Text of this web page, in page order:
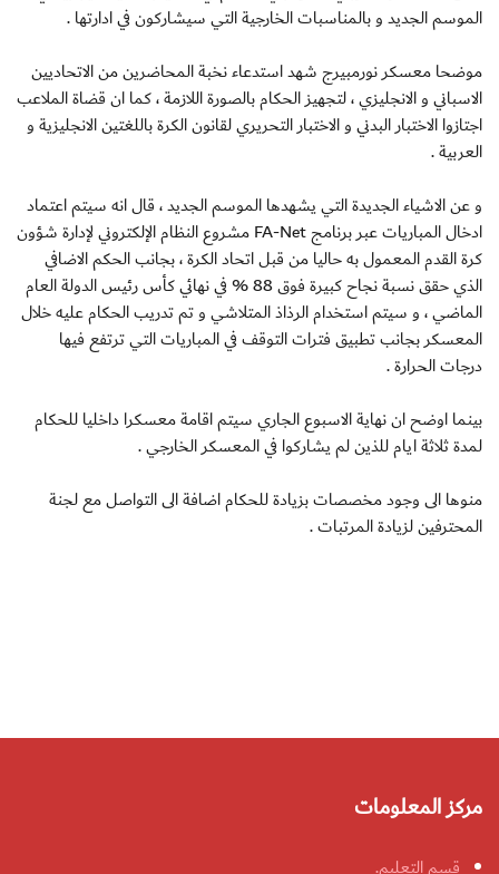
الموسم الجديد و بالمناسبات الخارجية التي سيشاركون في ادارتها .
موضحا معسكر نورمبيرج شهد استدعاء نخبة المحاضرين من الاتحاديين
الاسباني و الانجليزي ، لتجهيز الحكام بالصورة اللازمة ، كما ان قضاة الملاعب
اجتازوا الاختبار البدني و الاختبار التحريري لقانون الكرة باللغتين الانجليزية و
العربية .
و عن الاشياء الجديدة التي يشهدها الموسم الجديد ، قال انه سيتم اعتماد
ادخال المباريات عبر برنامج FA-Net مشروع النظام الإلكتروني لإدارة شؤون
كرة القدم المعمول به حاليا من قبل اتحاد الكرة ، بجانب الحكم الاضافي
الذي حقق نسبة نجاح كبيرة فوق 88 % في نهائي كأس رئيس الدولة العام
الماضي ، و سيتم استخدام الرذاذ المتلاشي و تم تدريب الحكام عليه خلال
المعسكر بجانب تطبيق فترات التوقف في المباريات التي ترتفع فيها
درجات الحرارة .
بينما اوضح ان نهاية الاسبوع الجاري سيتم اقامة معسكرا داخليا للحكام
لمدة ثلاثة ايام للذين لم يشاركوا في المعسكر الخارجي .
منوها الى وجود مخصصات بزيادة للحكام اضافة الى التواصل مع لجنة
المحترفين لزيادة المرتبات .
مركز المعلومات
قسم التعليم.